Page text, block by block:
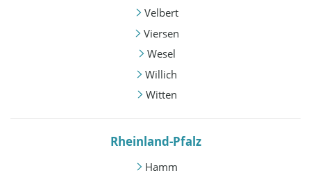
Velbert
Viersen
Wesel
Willich
Witten
Rheinland-Pfalz
Hamm